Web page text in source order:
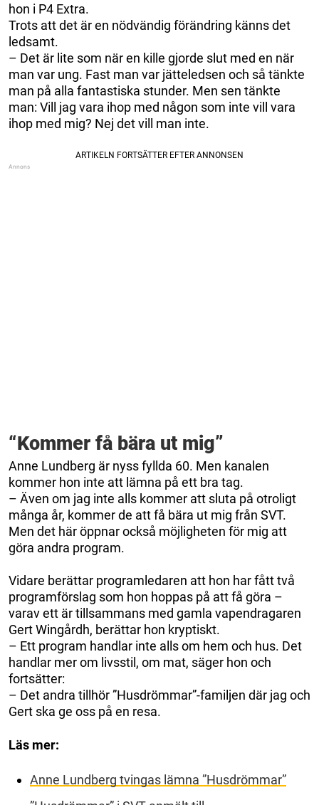
hon i P4 Extra.
Trots att det är en nödvändig förändring känns det
ledsamt.
– Det är lite som när en kille gjorde slut med en när
man var ung. Fast man var jätteledsen och så tänkte
man på alla fantastiska stunder. Men sen tänkte
man: Vill jag vara ihop med någon som inte vill vara
ihop med mig? Nej det vill man inte.
“Kommer få bära ut mig”
Anne Lundberg är nyss fyllda 60. Men kanalen
kommer hon inte att lämna på ett bra tag.
– Även om jag inte alls kommer att sluta på otroligt
många år, kommer de att få bära ut mig från SVT.
Men det här öppnar också möjligheten för mig att
göra andra program.
Vidare berättar programledaren att hon har fått två
programförslag som hon hoppas på att få göra –
varav ett är tillsammans med gamla vapendragaren
Gert Wingårdh, berättar hon kryptiskt.
– Ett program handlar inte alls om hem och hus. Det
handlar mer om livsstil, om mat, säger hon och
fortsätter:
– Det andra tillhör ”Husdrömmar”-familjen där jag och
Gert ska ge oss på en resa.
Läs mer:
Anne Lundberg tvingas lämna ”Husdrömmar”